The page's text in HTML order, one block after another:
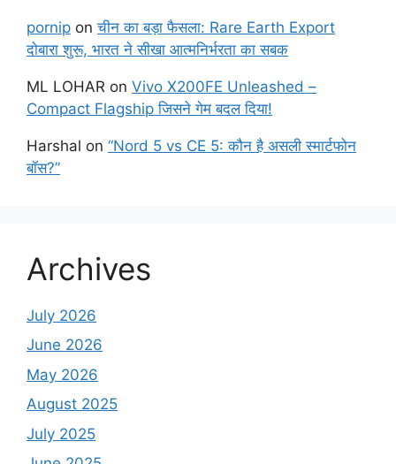
pornip onचीन का बड़ा फैसला: Rare Earth Export
दोबारा शुरू, भारत ने सीखा आत्मनिर्भरता का सबक
ML LOHAR on Vivo X200FE Unleashed –
Compact Flagship जिसने गेम बदल दिया!
Harshal on “Nord 5 vs CE 5: कौन है असली स्मार्टफोन
बॉस?”
Archives
July 2026
June 2026
May 2026
August 2025
July 2025